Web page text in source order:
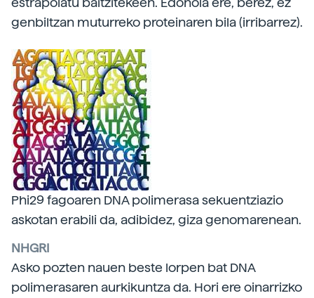
genbiltzan muturreko proteinaren bila (irribarrez).
Phi29 fagoaren DNA polimerasa sekuentziazio
askotan erabili da, adibidez, giza genomarenean.
NHGRI
Asko pozten nauen beste lorpen bat DNA
polimerasaren aurkikuntza da. Hori ere oinarrizko